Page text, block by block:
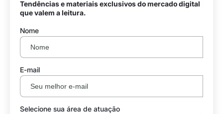
Tendências e materiais exclusivos do mercado digital
que valem a leitura.
Nome
E-mail
Selecione sua área de atuação